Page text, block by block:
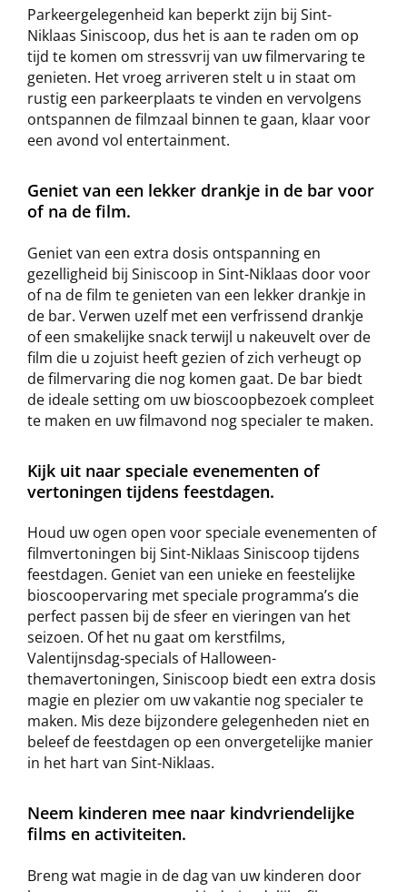
Parkeergelegenheid kan beperkt zijn bij Sint-
Niklaas Siniscoop, dus het is aan te raden om op
tijd te komen om stressvrij van uw filmervaring te
genieten. Het vroeg arriveren stelt u in staat om
rustig een parkeerplaats te vinden en vervolgens
ontspannen de filmzaal binnen te gaan, klaar voor
een avond vol entertainment.
Geniet van een lekker drankje in de bar voor
of na de film.
Geniet van een extra dosis ontspanning en
gezelligheid bij Siniscoop in Sint-Niklaas door voor
of na de film te genieten van een lekker drankje in
de bar. Verwen uzelf met een verfrissend drankje
of een smakelijke snack terwijl u nakeuvelt over de
film die u zojuist heeft gezien of zich verheugt op
de filmervaring die nog komen gaat. De bar biedt
de ideale setting om uw bioscoopbezoek compleet
te maken en uw filmavond nog specialer te maken.
Kijk uit naar speciale evenementen of
vertoningen tijdens feestdagen.
Houd uw ogen open voor speciale evenementen of
filmvertoningen bij Sint-Niklaas Siniscoop tijdens
feestdagen. Geniet van een unieke en feestelijke
bioscoopervaring met speciale programma’s die
perfect passen bij de sfeer en vieringen van het
seizoen. Of het nu gaat om kerstfilms,
Valentijnsdag-specials of Halloween-
themavertoningen, Siniscoop biedt een extra dosis
magie en plezier om uw vakantie nog specialer te
maken. Mis deze bijzondere gelegenheden niet en
beleef de feestdagen op een onvergetelijke manier
in het hart van Sint-Niklaas.
Neem kinderen mee naar kindvriendelijke
films en activiteiten.
Breng wat magie in de dag van uw kinderen door